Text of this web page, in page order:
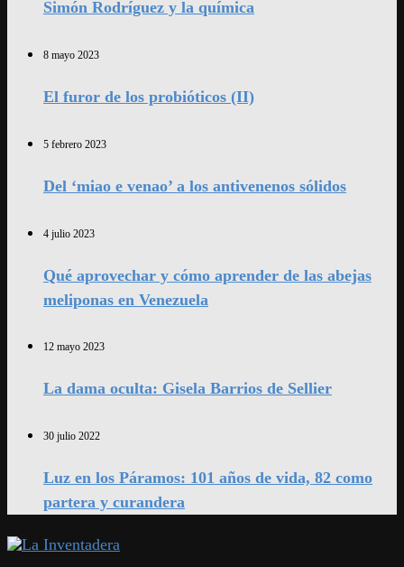
Simón Rodríguez y la química
8 mayo 2023
El furor de los probióticos (II)
5 febrero 2023
Del ‘miao e venao’ a los antivenenos sólidos
4 julio 2023
Qué aprovechar y cómo aprender de las abejas
meliponas en Venezuela
12 mayo 2023
La dama oculta: Gisela Barrios de Sellier
30 julio 2022
Luz en los Páramos: 101 años de vida, 82 como
partera y curandera